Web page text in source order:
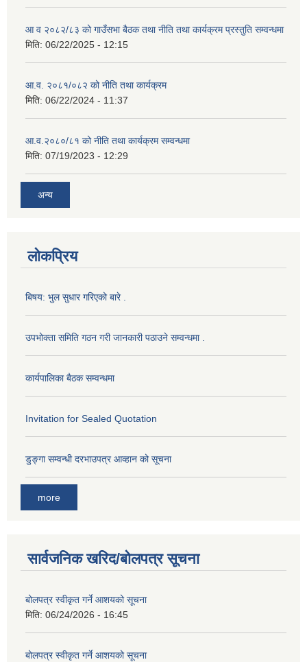
आ व २०८२/८३ को गाउँसभा बैठक तथा नीति तथा कार्यक्रम प्रस्तुति सम्वन्धमा
मिति: 06/22/2025 - 12:15
आ.व. २०८१/०८२ को नीति तथा कार्यक्रम
मिति: 06/22/2024 - 11:37
आ.व.२०८०/८१ को नीति तथा कार्यक्रम सम्वन्धमा
मिति: 07/19/2023 - 12:29
अन्य
लोकप्रिय
बिषय: भुल सुधार गरिएको बारे .
उपभोक्ता समिति गठन गरी जानकारी पठाउने सम्वन्धमा .
कार्यपालिका बैठक सम्वन्धमा
Invitation for Sealed Quotation
डुङ्गा सम्वन्धी दरभाउपत्र आव्हान को सूचना
more
सार्वजनिक खरिद/बोलपत्र सूचना
बोलपत्र स्वीकृत गर्ने आशयको सूचना
मिति: 06/24/2026 - 16:45
बोलपत्र स्वीकृत गर्ने आशयको सूचना